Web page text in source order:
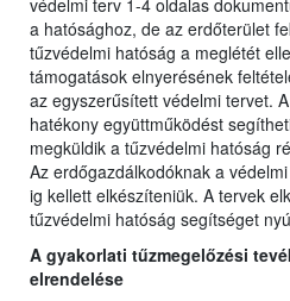
védelmi terv 1-4 oldalas
a hatósághoz, de az erdőterület
tűzvédelmi hatóság a meglétét
támogatások elnyerésének
az egyszerűsített védelmi tervet.
hatékony együttműködést
megküldik a tűzvédelmi hatóság
Az erdőgazdálkodóknak a
ig kellett elkészíteniük. A tervek
tűzvédelmi hatóság segítséget
A gyakorlati tűzmegelőzési
elrendelése